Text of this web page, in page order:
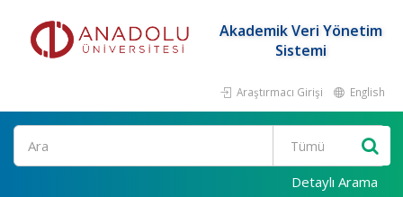
Akademik Veri Yönetim
Sistemi
Araştırmacı Girişi English
Ara
Detaylı Arama